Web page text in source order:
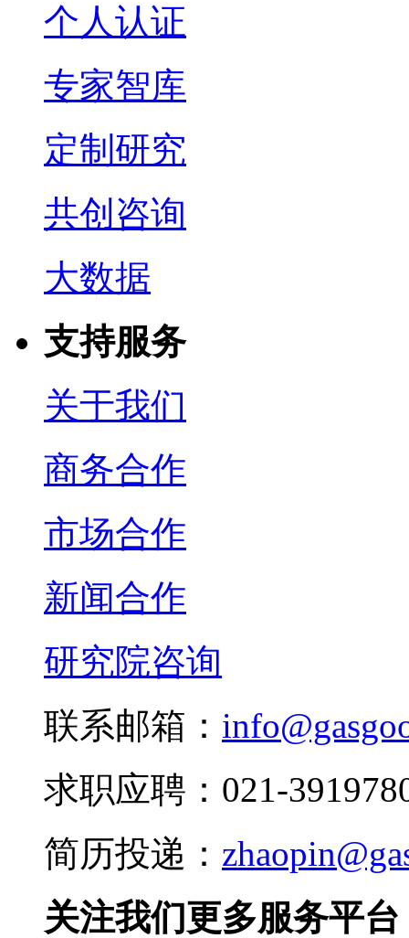
个人认证
专家智库
定制研究
共创咨询
大数据
支持服务
关于我们
商务合作
市场合作
新闻合作
研究院咨询
联系邮箱：
求职应聘：021-
简历投递：
关注我们更多服务平台